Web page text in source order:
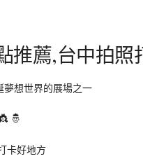
夢想世界的展場之一
🤴